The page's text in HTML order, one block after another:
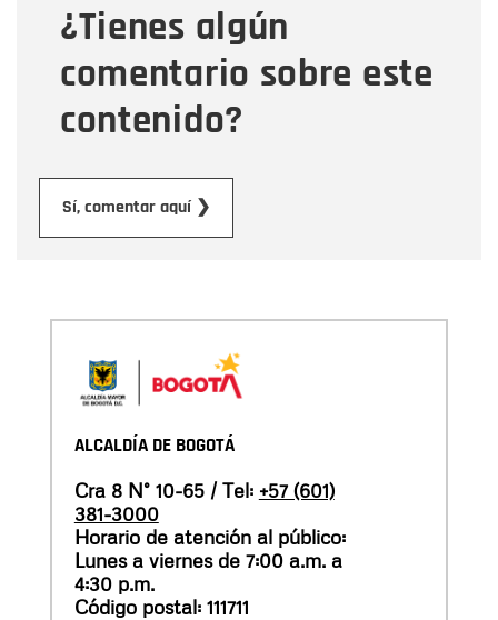
¿Tienes algún
comentario sobre este
contenido?
Sí, comentar aquí ❯
Mensaje
ALCALDÍA DE BOGOTÁ
Cra 8 N° 10-65 / Tel: +57 (601)
381-3000
Horario de atención al público:
Lunes a viernes de 7:00 a.m. a
4:30 p.m.
Código postal: 111711